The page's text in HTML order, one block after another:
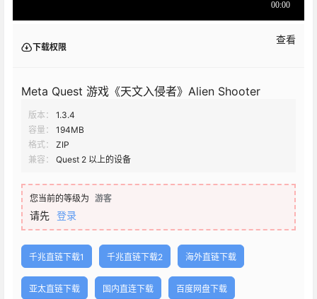
下载权限
查看
Meta Quest 游戏《天文入侵者》Alien Shooter
版本：
1.3.4
容量：
194MB
格式：
ZIP
兼容：
Quest 2 以上的设备
您当前的等级为 游客
请先 登录
千兆直链下载1 千兆直链下载2 海外直链下载
亚太直链下载 国内直连下载 百度网盘下载